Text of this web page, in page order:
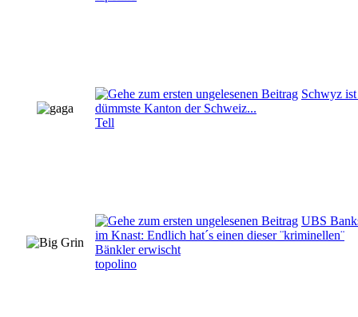
Schwyz
dümmste Kanton der Schweiz...
Tell
UBS
im Knast: Endlich hat´s einen dieser ¨kriminellen¨
Bänkler erwischt
topolino